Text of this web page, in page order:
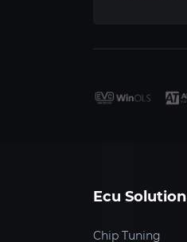
Ecu Solution
Chip Tuning